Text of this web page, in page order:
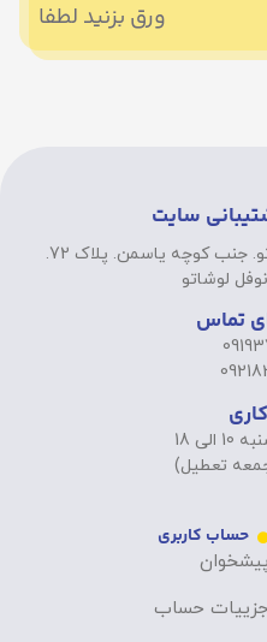
ورق بزنید لطفا
سایت
خیابان حافظ. خیابان نوفل لوشاتو. جنب کوچه یاسمن. پلاک 72.
لوشاتو
تماس
18
تعطیل)
حساب کاربری
جزییات حساب